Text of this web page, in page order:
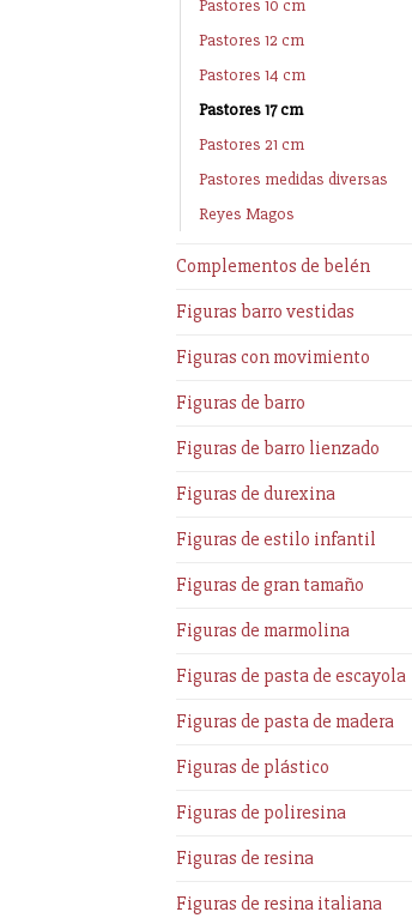
Pastores 10 cm
Pastores 12 cm
Pastores 14 cm
Pastores 17 cm
Pastores 21 cm
Pastores medidas diversas
Reyes Magos
Complementos de belén
Figuras barro vestidas
Figuras con movimiento
Figuras de barro
Figuras de barro lienzado
Figuras de durexina
Figuras de estilo infantil
Figuras de gran tamaño
Figuras de marmolina
Figuras de pasta de escayola
Figuras de pasta de madera
Figuras de plástico
Figuras de poliresina
Figuras de resina
Figuras de resina italiana